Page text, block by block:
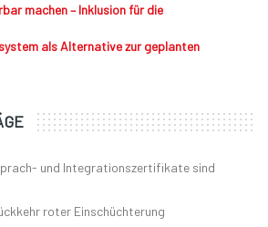
machen – Inklusion für die
als Alternative zur geplanten
und Integrationszertifikate sind
roter Einschüchterung